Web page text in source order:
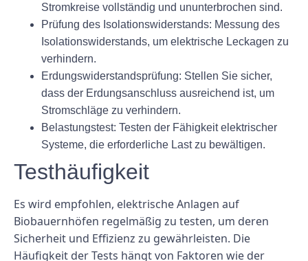
Stromkreise vollständig und ununterbrochen sind.
Prüfung des Isolationswiderstands: Messung des
Isolationswiderstands, um elektrische Leckagen zu
verhindern.
Erdungswiderstandsprüfung: Stellen Sie sicher,
dass der Erdungsanschluss ausreichend ist, um
Stromschläge zu verhindern.
Belastungstest: Testen der Fähigkeit elektrischer
Systeme, die erforderliche Last zu bewältigen.
Testhäufigkeit
Es wird empfohlen, elektrische Anlagen auf
Biobauernhöfen regelmäßig zu testen, um deren
Sicherheit und Effizienz zu gewährleisten. Die
Häufigkeit der Tests hängt von Faktoren wie der